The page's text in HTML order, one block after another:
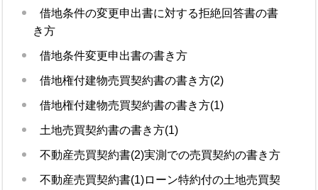
借地条件の変更申出書に対する拒絶回答書の書
き方
借地条件変更申出書の書き方
借地権付建物売買契約書の書き方(2)
借地権付建物売買契約書の書き方(1)
土地売買契約書の書き方(1)
不動産売買契約書(2)実測での売買契約の書き方
不動産売買契約書(1)ローン特約付の土地売買契